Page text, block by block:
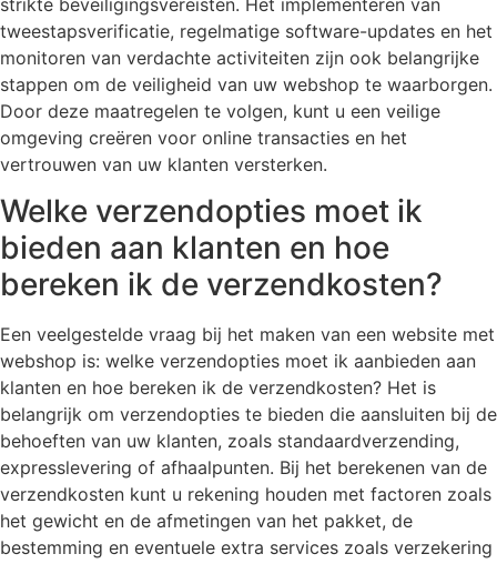
tweestapsverificatie, regelmatige software-updates en het
monitoren van verdachte activiteiten zijn ook belangrijke
stappen om de veiligheid van uw webshop te waarborgen.
Door deze maatregelen te volgen, kunt u een veilige
omgeving creëren voor online transacties en het
vertrouwen van uw klanten versterken.
Welke verzendopties moet ik
bieden aan klanten en hoe
bereken ik de verzendkosten?
Een veelgestelde vraag bij het maken van een website met
webshop is: welke verzendopties moet ik aanbieden aan
klanten en hoe bereken ik de verzendkosten? Het is
belangrijk om verzendopties te bieden die aansluiten bij de
behoeften van uw klanten, zoals standaardverzending,
expresslevering of afhaalpunten. Bij het berekenen van de
verzendkosten kunt u rekening houden met factoren zoals
het gewicht en de afmetingen van het pakket, de
bestemming en eventuele extra services zoals verzekering